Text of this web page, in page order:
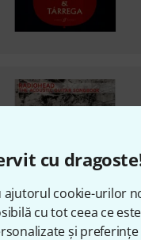
cu
ajutorul cookie-urilor
cu tot ceea ce
și